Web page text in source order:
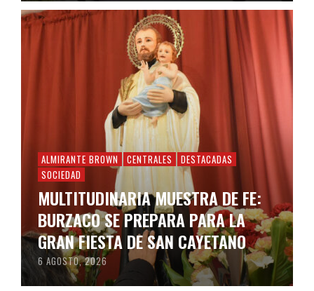
ALMIRANTE BROWN CENTRALES
DESTACADAS
SOCIEDAD
MULTITUDINARIA MUESTRA DE FE:
BURZACO SE PREPARA PARA LA
GRAN FIESTA DE SAN CAYETANO
6 AGOSTO, 2026